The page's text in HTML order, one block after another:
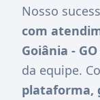
Nosso
com
Goiânia - GO
da equipe.
plataforma,